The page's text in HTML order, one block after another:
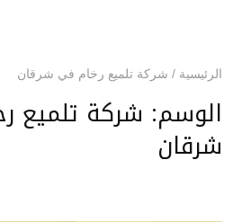
الرئيسية / شركة تلميع رخام في شرقان
الوسم: شركة تلميع
شرقان